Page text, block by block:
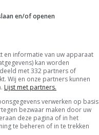
de
de
en/of openen
en informatie van uw apparaat
kan worden
met 332 partners of
Wij en onze partners kunnen
Lijst met partners.
verwerken op basis
bezwaar maken door uw
deze pagina of in het
te beheren of in te trekken